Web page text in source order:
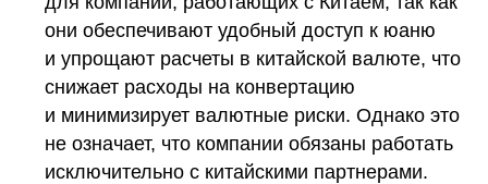
они обеспечивают удобный доступ к юаню
и упрощают расчеты в китайской валюте, что
снижает расходы на конвертацию
и минимизирует валютные риски. Однако это
не означает, что компании обязаны работать
исключительно с китайскими партнерами.